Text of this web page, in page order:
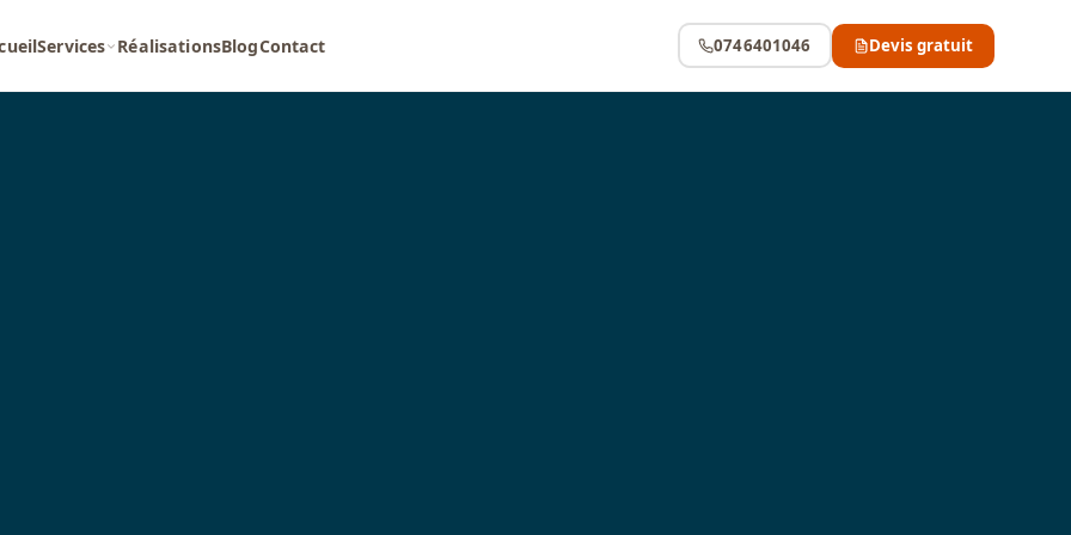
Services RéalisationsBlogContact 0746401046 Devis gratuit